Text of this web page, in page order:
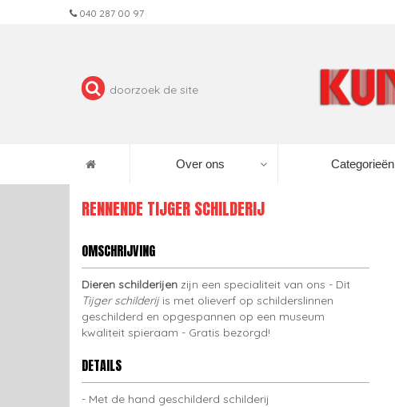
040 287 00 97
Over ons Categorieën
RENNENDE TIJGER SCHILDERIJ
OMSCHRIJVING
Dieren schilderijen zijn een specialiteit van ons - Dit
Tijger schilderijis met olieverf op schilderslinnen
geschilderd en opgespannen op een museum
kwaliteit spieraam - Gratis bezorgd!
DETAILS
Met de hand geschilderd schilderij